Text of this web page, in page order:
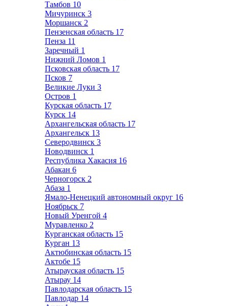
Тамбов 10
Мичуринск 3
Моршанск 2
Пензенская область 17
Пенза 11
Заречный 1
Нижний Ломов 1
Псковская область 17
Псков 7
Великие Луки 3
Остров 1
Курская область 17
Курск 14
Архангельская область 17
Архангельск 13
Северодвинск 3
Новодвинск 1
Республика Хакасия 16
Абакан 6
Черногорск 2
Абаза 1
Ямало-Ненецкий автономный округ 16
Ноябрьск 7
Новый Уренгой 4
Муравленко 2
Курганская область 15
Курган 13
Актюбинская область 15
Актобе 15
Атырауская область 15
Атырау 14
Павлодарская область 15
Павлодар 14